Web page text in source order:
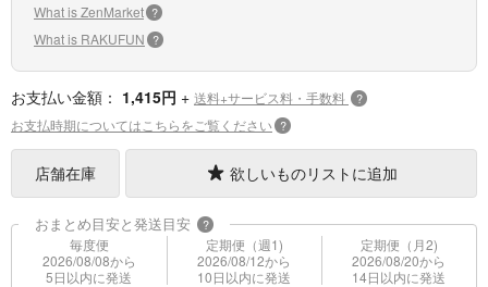
What is ZenMarket ?
What is RAKUFUN ?
お支払い金額： 1,415円 + 送料+サービス料・手数料 ?
お支払時期についてはこちらをご覧ください ?
店舗在庫 欲しいものリストに追加
おまとめ目安と発送目安 ?
毎度便
2026/08/08から
5日以内に発送
定期便（週1)
2026/08/12から
10日以内に発送
定期便（月2)
2026/08/20から
14日以内に発送